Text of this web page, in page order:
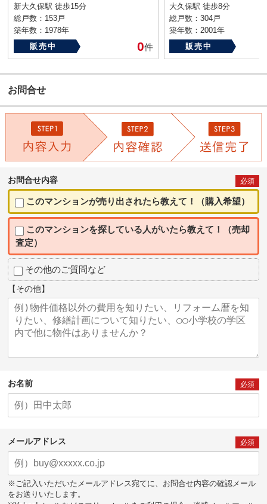
新大久保駅 徒歩15分
総戸数：153戸
築年数：1978年
販売中
0件
大久保駅 徒歩8分
総戸数：304戸
築年数：2001年
販売中
お問合せ
お問合せ内容 必須
このマンションが売り出されたら教えて！（購入希望）
このマンションを探している人がいたら教えて！（売却
査定）
その他のご質問など
【その他】
お名前 必須
メールアドレス 必須
※ご記入いただいたメールアドレス宛てに、お問合せ内容の確認メール
をお送りいたします。